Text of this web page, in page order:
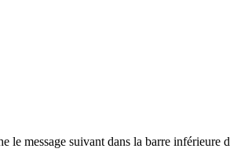
message suivant dans la barre inférieure